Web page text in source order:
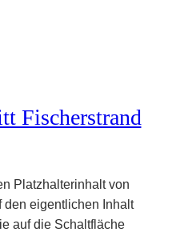
Fischerstrand
Platzhalterinhalt von
den eigentlichen Inhalt
auf die Schaltfläche